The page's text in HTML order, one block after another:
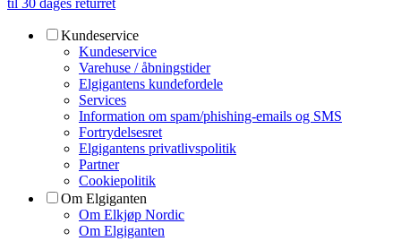
til 30 dages returret
Kundeservice
Kundeservice
Varehuse / åbningstider
Elgigantens kundefordele
Services
Information om spam/phishing-emails og SMS
Fortrydelsesret
Elgigantens privatlivspolitik
Partner
Cookiepolitik
Om Elgiganten
Om Elkjøp Nordic
Om Elgiganten